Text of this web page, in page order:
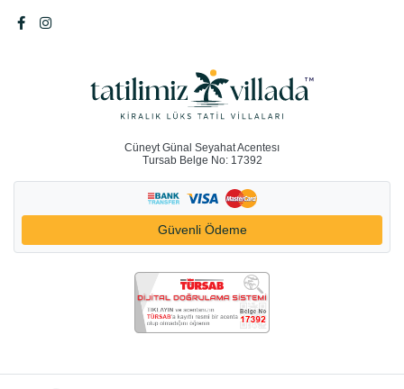
Cüneyt Günal Seyahat Acentesı
Tursab Belge No: 17392
Güvenli Ödeme